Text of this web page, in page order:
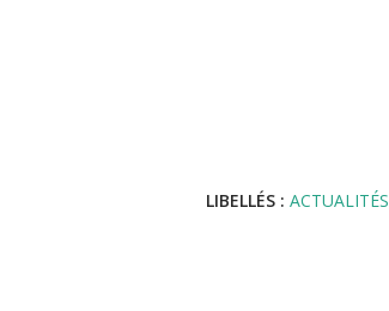
LIBELLÉS : ACTUALITÉS